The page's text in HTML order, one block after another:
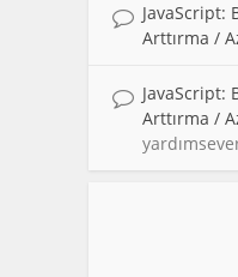
JavaScript:
Arttırma /
JavaScript:
Arttırma /